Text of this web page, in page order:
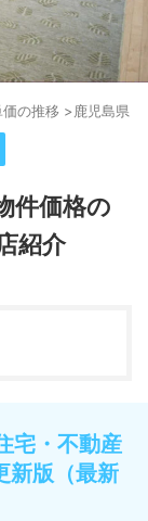
の推移 >鹿児島県
件価格の
紹介
宅・不動産
新版（最新